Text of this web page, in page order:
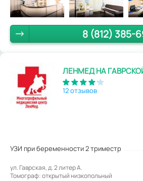
8 (812) 385-
ЛЕНМЕД НА
12 отзывов
УЗИ при беременности 2 триместр
ул. Гаврская, д. 2 литер А.
Томограф: открытый низкопольный